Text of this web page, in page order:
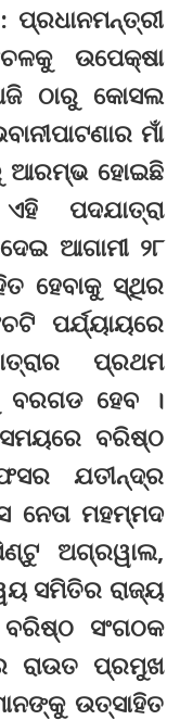
ଉପେକ୍ଷା
ଠାରୁ କୋସଲ
ମାଁ
ଆରମ୍ଭ ହୋଇଛି
ପଦଯାତ୍ରା
ଆଗାମୀ ୨୮
ହେବାକୁ ସ୍ଥିର
ପର୍ଯ୍ୟାୟରେ
ପ୍ରଥମ
ବରଗଡ ହେବ ।
ବରିଷ୍ଠ
ଯତୀନ୍ଦ୍ର
ନେତା ମହମ୍ମଦ
ଅଗ୍ରୱାଲ,
ସମିତିର ରାଜ୍ୟ
ସଂଗଠକ
ରାଉତ ପ୍ରମୁଖ
ଉତ୍ସାହିତ